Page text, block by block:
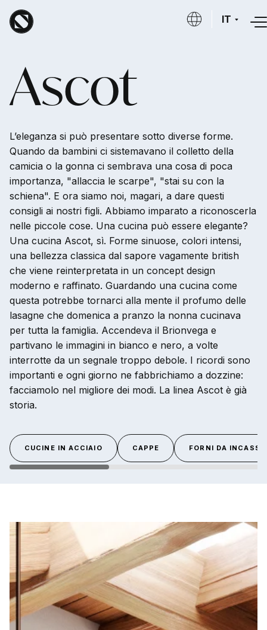
Salta al contenuto principale
IT
Ascot
L’eleganza si può presentare sotto diverse forme.
Quando da bambini ci sistemavano il colletto della
camicia o la gonna ci sembrava una cosa di poca
importanza, "allaccia le scarpe", "stai su con la
schiena". E ora siamo noi, magari, a dare questi
consigli ai nostri figli. Abbiamo imparato a riconoscerla
nelle piccole cose. Una cucina può essere elegante?
Una cucina Ascot, sì. Forme sinuose, colori intensi,
una bellezza classica dal sapore vagamente british
che viene reinterpretata in un concept design
moderno e raffinato. Guardando una cucina come
questa potrebbe tornarci alla mente il profumo delle
lasagne che domenica a pranzo la nonna cucinava
per tutta la famiglia. Accendeva il Brionvega e
partivano le immagini in bianco e nero, a volte
interrotte da un segnale troppo debole. I ricordi sono
importanti e ogni giorno ne fabbrichiamo a dozzine:
facciamolo nel migliore dei modi. La linea Ascot è già
storia.
CUCINE IN ACCIAIO CAPPE FORNI DA INCASSO